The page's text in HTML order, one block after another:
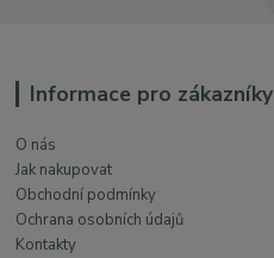
Informace pro zákazníky
O nás
Jak nakupovat
Obchodní podmínky
Ochrana osobních údajů
Kontakty